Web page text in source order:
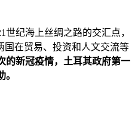
纪海上丝绸之路的交汇点，
国在贸易、投资和人文交流等
的新冠疫情，土耳其政府第一